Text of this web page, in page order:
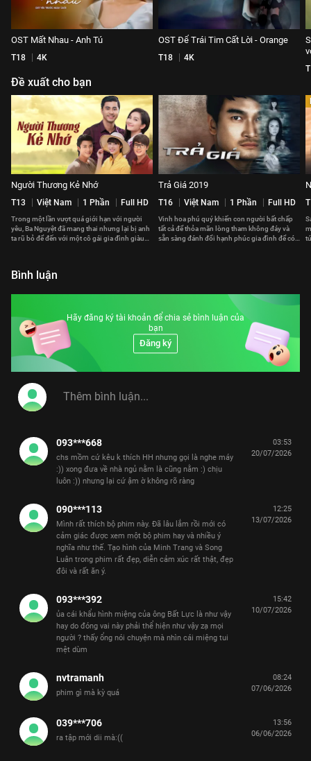
OST Mất Nhau - Anh Tú
T18 4K
OST Để Trái Tim Cất Lời - Orange
T18 4K
Đề xuất cho bạn
Người Thương Kẻ Nhớ
T13 Việt Nam 1 Phần Full HD
Trong một lần vượt quá giới hạn với người
yêu, Ba Nguyệt đã mang thai nhưng lại bị anh
ta rũ bỏ để đến với một cô gái gia đình giàu
Trả Giá 2019
T16 Việt Nam 1 Phần Full HD
Vinh hoa phú quý khiến con người bất chấp
tất cả để thỏa mãn lòng tham không đáy và
sẵn sàng đánh đổi hạnh phúc gia đình để có
Bình luận
Hãy đăng ký tài khoản để chia sẻ bình luận của
bạn
Đăng ký
093***668
chs mồm cứ kêu k thích HH nhưng gọi là nghe máy
:)) xong đưa về nhà ngủ nằm là cũng nằm :) chịu
luôn :)) nhưng lại cứ ậm ờ không rõ ràng
03:53
20/07/2026
090***113
Mình rất thích bộ phim này. Đã lâu lắm rồi mới có
cảm giác được xem một bộ phim hay và nhiều ý
nghĩa như thế. Tạo hình của Minh Trang và Song
Luân trong phim rất đẹp, diễn cảm xúc rất thật, đẹp
đôi và rất ăn ý.
12:25
13/07/2026
093***392
ủa cái khẩu hình miệng của ông Bất Lực là như vậy
hay do đóng vai này phải thể hiện như vậy zạ mọi
người ? thấy ổng nói chuyện mà nhìn cái miệng tui
mệt dùm
15:42
10/07/2026
nvtramanh
phim gì mà kỳ quá
08:24
07/06/2026
039***706
ra tập mới dii mà:((
13:56
06/06/2026